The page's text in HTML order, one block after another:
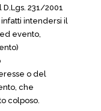
231/2001
infatti intendersi il
evento,
o del
che
colposo.